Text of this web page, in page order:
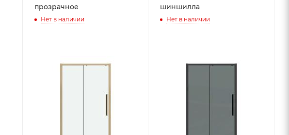
прозрачное
Нет в наличии
шиншилла
Нет в наличии